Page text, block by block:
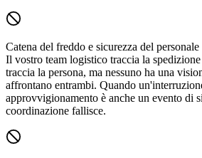
Catena del freddo e sicurezza del
Il vostro team logistico traccia la
traccia la persona, ma nessuno ha una
affrontano entrambi. Quando
approvvigionamento è anche un evento di
coordinazione fallisce.